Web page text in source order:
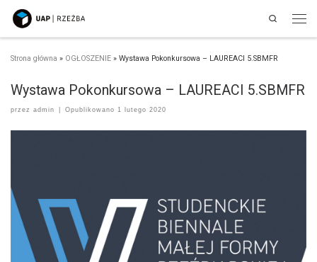
Przejdź do treści
Search
Strona główna » OGŁOSZENIE » Wystawa Pokonkursowa – LAUREACI 5.SBMFR
Wystawa Pokonkursowa – LAUREACI 5.SBMFR
przez admin Opublikowano 1 lutego 2020